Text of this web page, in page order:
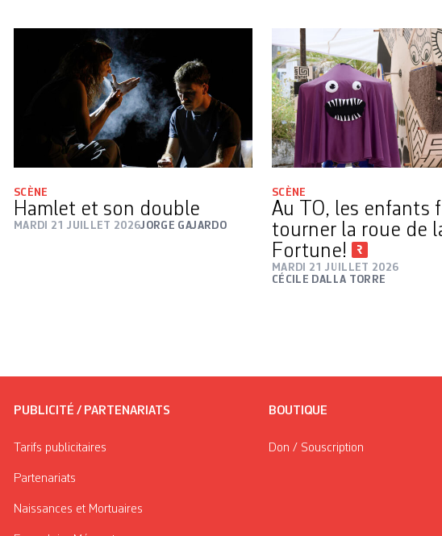
SCÈNE
Hamlet et son double
MARDI 21 JUILLET 2026JORGE GAJARDO
SCÈNE
Au TO, les enfants
tourner la roue de
Fortune!
MARDI 21 JUILLET 2026
CÉCILE DALLA TORRE
PUBLICITÉ / PARTENARIATS
Tarifs publicitaires
Partenariats
Naissances et Mortuaires
BOUTIQUE
Don / Souscription